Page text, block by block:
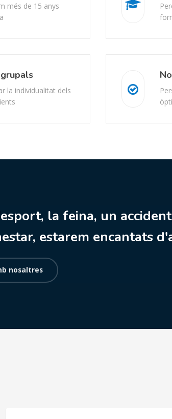
més de 15 anys
la individualitat dels
la feina, un
estarem encantats
nosaltres